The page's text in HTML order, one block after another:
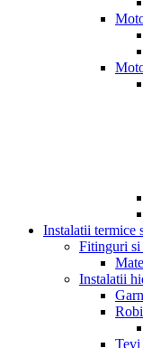
Instalatii termice
Fitinguri si
Instalatii
Tevi